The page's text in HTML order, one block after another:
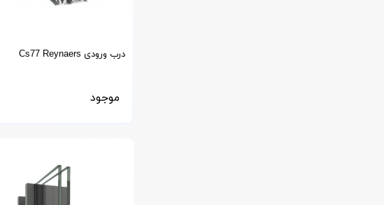
درب ورودی Cs77 Reynaers
موجود